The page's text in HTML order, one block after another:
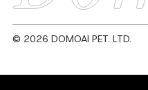
© 2026 DOMOAI PET. LTD.